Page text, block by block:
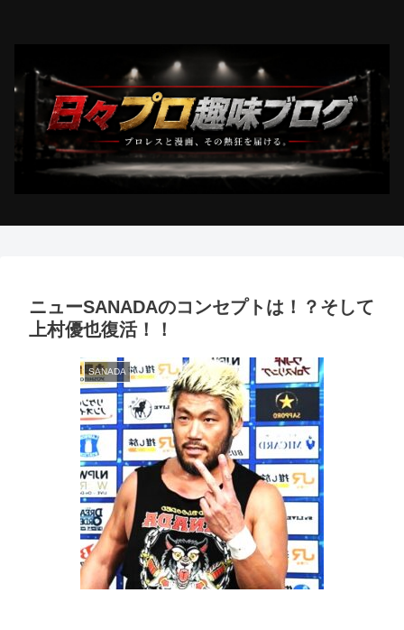
ニューSANADAのコンセプトは！？そして
上村優也復活！！
SANADA